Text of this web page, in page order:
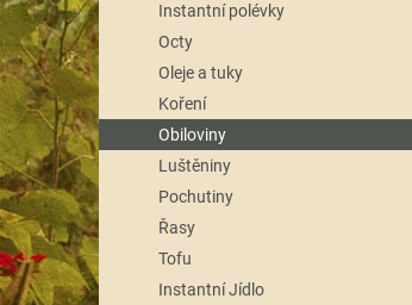
Instantní polévky
Octy
Oleje a tuky
Koření
Obiloviny
Luštěniny
Pochutiny
Řasy
Tofu
Instantní Jídlo